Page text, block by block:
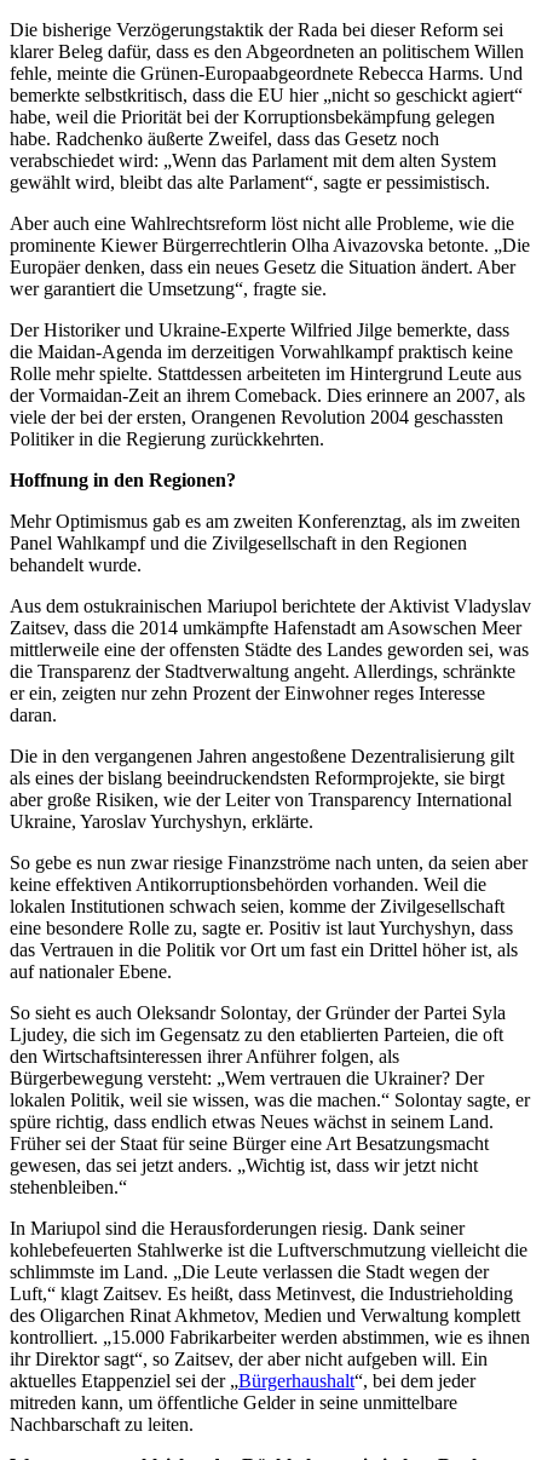
Die bisherige Verzögerungstaktik der Rada bei dieser Reform sei
klarer Beleg dafür, dass es den Abgeordneten an politischem Willen
fehle, meinte die Grünen-Europaabgeordnete Rebecca Harms. Und
bemerkte selbstkritisch, dass die EU hier „nicht so geschickt agiert“
habe, weil die Priorität bei der Korruptionsbekämpfung gelegen
habe. Radchenko äußerte Zweifel, dass das Gesetz noch
verabschiedet wird: „Wenn das Parlament mit dem alten System
gewählt wird, bleibt das alte Parlament“, sagte er pessimistisch.
Aber auch eine Wahlrechtsreform löst nicht alle Probleme, wie die
prominente Kiewer Bürgerrechtlerin Olha Aivazovska betonte. „Die
Europäer denken, dass ein neues Gesetz die Situation ändert. Aber
wer garantiert die Umsetzung“, fragte sie.
Der Historiker und Ukraine-Experte Wilfried Jilge bemerkte, dass
die Maidan-Agenda im derzeitigen Vorwahlkampf praktisch keine
Rolle mehr spielte. Stattdessen arbeiteten im Hintergrund Leute aus
der Vormaidan-Zeit an ihrem Comeback. Dies erinnere an 2007, als
viele der bei der ersten, Orangenen Revolution 2004 geschassten
Politiker in die Regierung zurückkehrten.
Hoffnung in den Regionen?
Mehr Optimismus gab es am zweiten Konferenztag, als im zweiten
Panel Wahlkampf und die Zivilgesellschaft in den Regionen
behandelt wurde.
Aus dem ostukrainischen Mariupol berichtete der Aktivist Vladyslav
Zaitsev, dass die 2014 umkämpfte Hafenstadt am Asowschen Meer
mittlerweile eine der offensten Städte des Landes geworden sei, was
die Transparenz der Stadtverwaltung angeht. Allerdings, schränkte
er ein, zeigten nur zehn Prozent der Einwohner reges Interesse
daran.
Die in den vergangenen Jahren angestoßene Dezentralisierung gilt
als eines der bislang beeindruckendsten Reformprojekte, sie birgt
aber große Risiken, wie der Leiter von Transparency International
Ukraine, Yaroslav Yurchyshyn, erklärte.
So gebe es nun zwar riesige Finanzströme nach unten, da seien aber
keine effektiven Antikorruptionsbehörden vorhanden. Weil die
lokalen Institutionen schwach seien, komme der Zivilgesellschaft
eine besondere Rolle zu, sagte er. Positiv ist laut Yurchyshyn, dass
das Vertrauen in die Politik vor Ort um fast ein Drittel höher ist, als
auf nationaler Ebene.
So sieht es auch Oleksandr Solontay, der Gründer der Partei Syla
Ljudey, die sich im Gegensatz zu den etablierten Parteien, die oft
den Wirtschaftsinteressen ihrer Anführer folgen, als
Bürgerbewegung versteht: „Wem vertrauen die Ukrainer? Der
lokalen Politik, weil sie wissen, was die machen.“ Solontay sagte, er
spüre richtig, dass endlich etwas Neues wächst in seinem Land.
Früher sei der Staat für seine Bürger eine Art Besatzungsmacht
gewesen, das sei jetzt anders. „Wichtig ist, dass wir jetzt nicht
stehenbleiben.“
In Mariupol sind die Herausforderungen riesig. Dank seiner
kohlebefeuerten Stahlwerke ist die Luftverschmutzung vielleicht die
schlimmste im Land. „Die Leute verlassen die Stadt wegen der
Luft,“ klagt Zaitsev. Es heißt, dass Metinvest, die Industrieholding
des Oligarchen Rinat Akhmetov, Medien und Verwaltung komplett
kontrolliert. „15.000 Fabrikarbeiter werden abstimmen, wie es ihnen
ihr Direktor sagt“, so Zaitsev, der aber nicht aufgeben will. Ein
aktuelles Etappenziel sei der „Bürgerhaushalt“, bei dem jeder
mitreden kann, um öffentliche Gelder in seine unmittelbare
Nachbarschaft zu leiten.